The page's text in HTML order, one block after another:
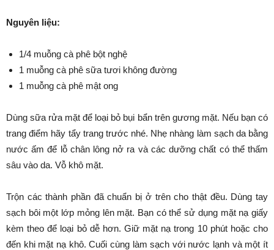
Nguyên liệu:
1/4 muỗng cà phê bột nghệ
1 muỗng cà phê sữa tươi không đường
1 muỗng cà phê mật ong
Dùng sữa rửa mặt để loại bỏ bụi bẩn trên gương mặt. Nếu bạn có
trang điểm hãy tẩy trang trước nhé. Nhẹ nhàng làm sạch da bằng
nước ấm để lỗ chân lông nở ra và các dưỡng chất có thể thấm
sâu vào da. Vỗ khô mặt.
Trộn các thành phần đã chuẩn bị ở trên cho thật đều. Dùng tay
sạch bôi một lớp mỏng lên mặt. Bạn có thể sử dụng mặt nạ giấy
kèm theo để loại bỏ dễ hơn. Giữ mặt nạ trong 10 phút hoặc cho
đến khi mặt nạ khô. Cuối cùng làm sạch với nước lạnh và một ít